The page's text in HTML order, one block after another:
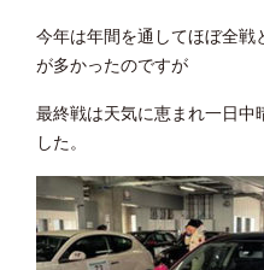
今年は年間を通してほぼ全戦
が多かったのですが
最終戦は天気に恵まれ一日中
した。